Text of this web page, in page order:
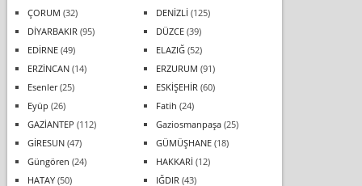
ÇORUM (32) DENİZLİ (125)
DİYARBAKIR (95) DÜZCE(39)
EDİRNE(49) ELAZIĞ(52)
ERZİNCAN(14) ERZURUM (91)
Esenler(25) ESKİŞEHİR (60)
Eyüp (26) Fatih (24)
GAZİANTEP (112) Gaziosmanpaşa(25)
GİRESUN(47) GÜMÜŞHANE(18)
Güngören (24) HAKKARİ (12)
HATAY(50) IĞDIR (43)